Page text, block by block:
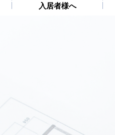
入居者様へ